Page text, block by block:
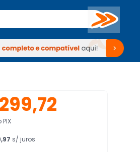
Buscar
Periféricos TV Venda no KaBuM!
TV Venda no KaBuM!
s/ juros